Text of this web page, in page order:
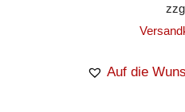
Auf die